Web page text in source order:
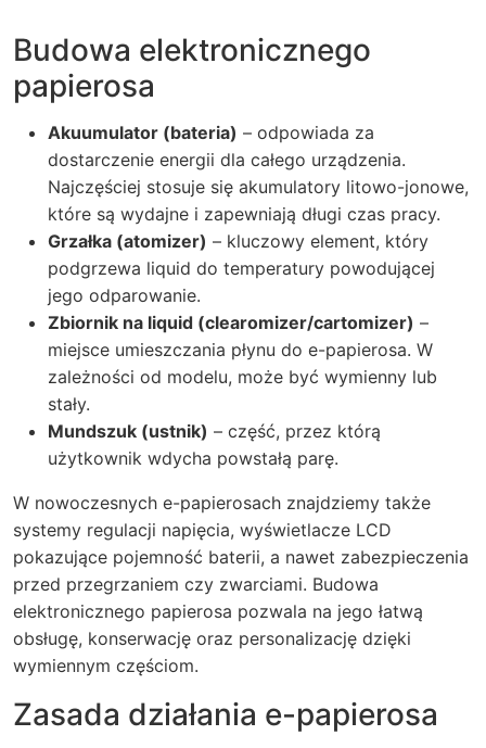
Budowa elektronicznego
papierosa
Akuumulator (bateria) – odpowiada za
dostarczenie energii dla całego urządzenia.
Najczęściej stosuje się akumulatory litowo-jonowe,
które są wydajne i zapewniają długi czas pracy.
Grzałka (atomizer) – kluczowy element, który
podgrzewa liquid do temperatury powodującej
jego odparowanie.
Zbiornik na liquid (clearomizer/cartomizer) –
miejsce umieszczania płynu do e-papierosa. W
zależności od modelu, może być wymienny lub
stały.
Mundszuk (ustnik) – część, przez którą
użytkownik wdycha powstałą parę.
W nowoczesnych e-papierosach znajdziemy także
systemy regulacji napięcia, wyświetlacze LCD
pokazujące pojemność baterii, a nawet zabezpieczenia
przed przegrzaniem czy zwarciami. Budowa
elektronicznego papierosa pozwala na jego łatwą
obsługę, konserwację oraz personalizację dzięki
wymiennym częściom.
Zasada działania e-papierosa